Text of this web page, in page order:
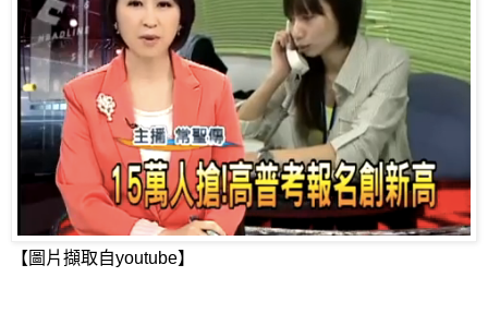
【圖片擷取自youtube】